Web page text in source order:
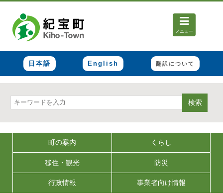
メニュー
日本語 English 翻訳について
検索
町の案内 くらし
移住・観光 防災
行政情報 事業者向け情報